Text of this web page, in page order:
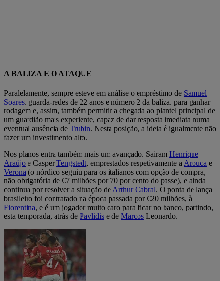
A BALIZA E O ATAQUE
Paralelamente, sempre esteve em análise o empréstimo de Samuel
Soares, guarda-redes de 22 anos e número 2 da baliza, para ganhar
rodagem e, assim, também permitir a chegada ao plantel principal de
um guardião mais experiente, capaz de dar resposta imediata numa
eventual ausência de Trubin. Nesta posição, a ideia é igualmente não
fazer um investimento alto.
Nos planos entra também mais um avançado. Sairam Henrique
Araújo e CasperTengstedt, emprestados respetivamente aArouca e
Verona (o nórdico seguiu para os italianos com opção de compra,
não obrigatória de €7 milhões por 70 por cento do passe), e ainda
continua por resolver a situação deArthur Cabral. O ponta de lança
brasileiro foi contratado na época passada por €20 milhões, à
Fiorentina, e é um jogador muito caro para ficar no banco, partindo,
esta temporada, atrás de Pavlidis e de Marcos Leonardo.